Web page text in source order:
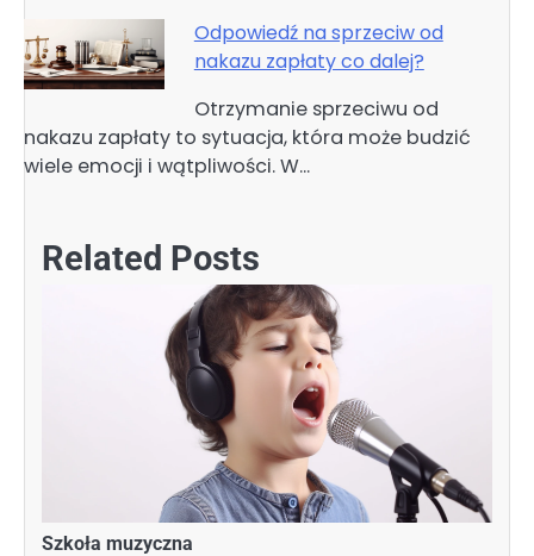
Odpowiedź na sprzeciw od
nakazu zapłaty co dalej?
Otrzymanie sprzeciwu od
nakazu zapłaty to sytuacja, która może budzić
wiele emocji i wątpliwości. W…
Related Posts
Szkoła muzyczna